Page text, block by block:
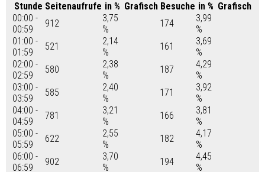
Stunde Seitenaufrufe in % Grafisch Besuche in % Grafisch
00:00 -
00:59
912
3,75
%
174
3,99
%
01:00 -
01:59
521
2,14
%
161
3,69
%
02:00 -
02:59
580
2,38
%
187
4,29
%
03:00 -
03:59
585
2,40
%
171
3,92
%
04:00 -
04:59
781
3,21
%
166
3,81
%
05:00 -
05:59
622
2,55
%
182
4,17
%
06:00 -
06:59
902
3,70
%
194
4,45
%